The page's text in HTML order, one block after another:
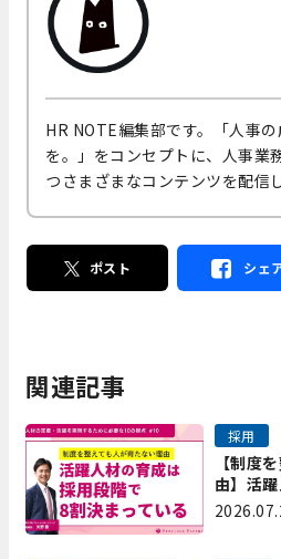
HR NOTE編集部です。「人事
を。」をコンセプトに、人事業
つさまざまなコンテンツを配信
ポスト シェ
関連記事
【制度
由】活
で8割決
採用